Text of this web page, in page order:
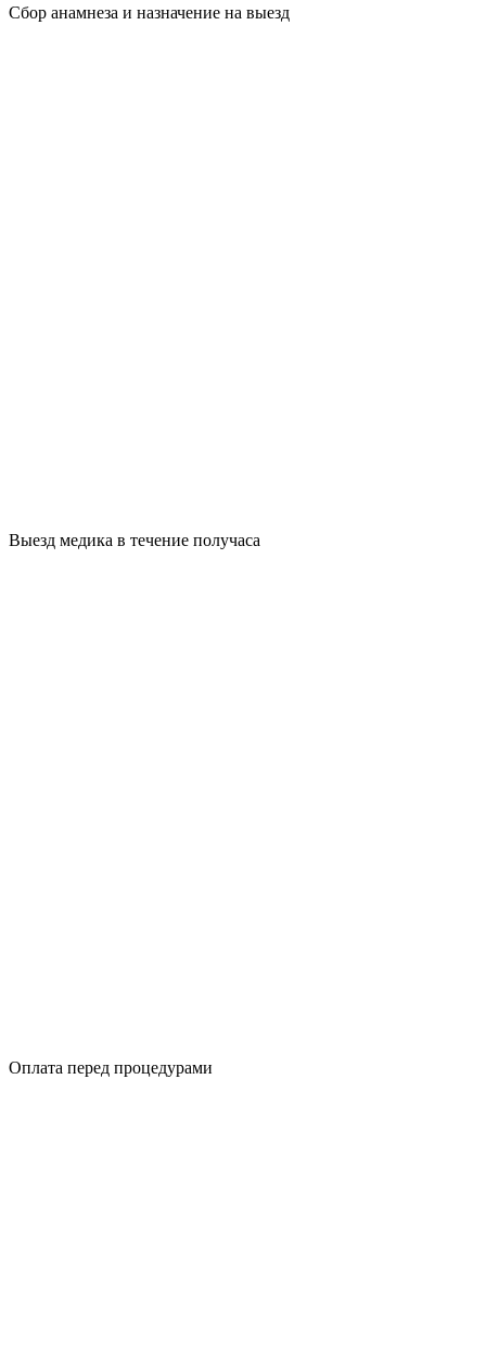
Сбор анамнеза и назначение на выезд
Выезд медика в течение получаса
Оплата перед процедурами